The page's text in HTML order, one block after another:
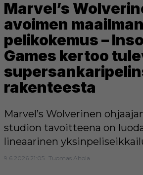
Marvel’s
avoimen maailman
pelikokemus –
Games kertoo
rakenteesta
Marvel’s Wolverinen
studion tavoitteena on
lineaarinen
9.6.2026 21:05 Tuomas Ahola